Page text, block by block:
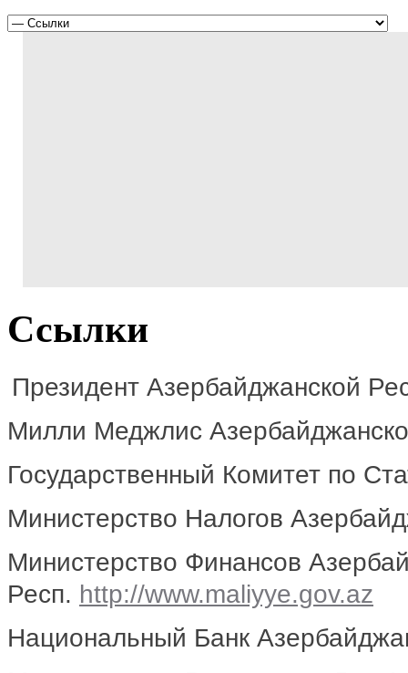
Ссылки
Президент Азербайджанской
Милли Меджлис
Государственный Комитет по
Министерство Налогов
Министерство Финансов
Респ. http://www.maliyye.gov.az
Национальный Банк